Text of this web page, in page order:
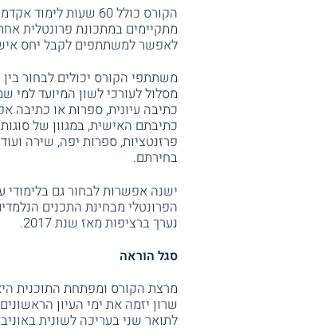
הקורס כולל 60
מתקיימים במתכונת פרונטלית
לאפשר למשתתפים לקבל יחס
משתתפי הקורס יכולים לבחור
מסלול לעורכי לשון המיועד למי
כתיבה עיונית, ספרות או כתיבה
כתיבתם האישית, במגוון של
פרזנטציות, ספרות יפה, שירה
בחירתם.
ישנה אפשרות לבחור גם בלימודי
הפרונטלי מבחינת התכנים
נערך ברציפות מאז שנת 2017.
סגל הוראה
מרצת הקורס ומפתחת התוכנית
שרון יזמה את ימי העיון
לתואר שני בעריכה לשונית